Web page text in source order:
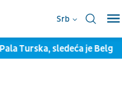
Srb
Turska, sledeća je Belgija